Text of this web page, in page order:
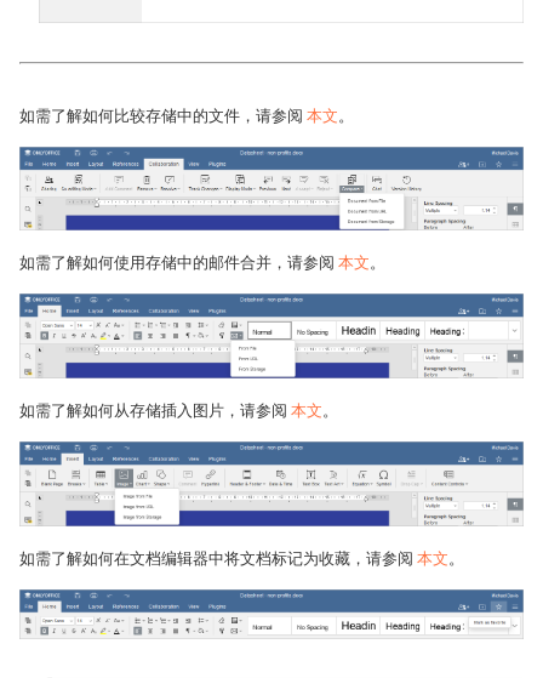
如需了解如何比较存储中的文件，请参阅 本文。
如需了解如何使用存储中的邮件合并，请参阅 本文。
如需了解如何从存储插入图片，请参阅 本文。
如需了解如何在文档编辑器中将文档标记为收藏，请参阅 本文。